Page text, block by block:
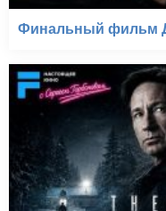
Финальный фильм